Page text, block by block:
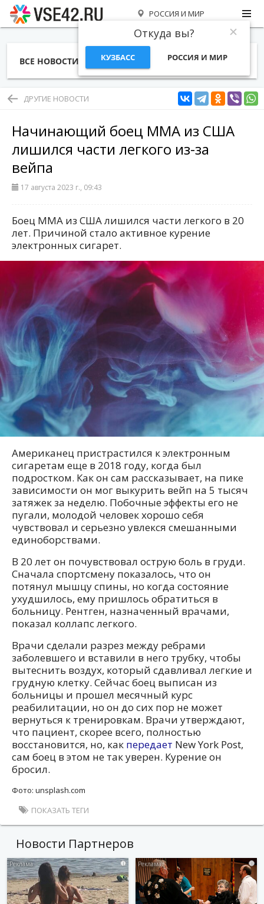
РОССИЯ И МИР
Откуда вы?
КУЗБАСС РОССИЯ И МИР
ВСЕ НОВОСТИ СТАТЬИ ТЕМЫ ФОТО
ДРУГИЕ НОВОСТИ
Начинающий боец ММА из США
лишился части легкого из-за
вейпа
17 августа 2023 г., 09:43
Боец ММА из США лишился части легкого в 20
лет. Причиной стало активное курение
электронных сигарет.
Американец пристрастился к электронным
сигаретам еще в 2018 году, когда был
подростком. Как он сам рассказывает, на пике
зависимости он мог выкурить вейп на 5 тысяч
затяжек за неделю. Побочные эффекты его не
пугали, молодой человек хорошо себя
чувствовал и серьезно увлекся смешанными
единоборствами.
В 20 лет он почувствовал острую боль в груди.
Сначала спортсмену показалось, что он
потянул мышцу спины, но когда состояние
ухудшилось, ему пришлось обратиться в
больницу. Рентген, назначенный врачами,
показал коллапс легкого.
Врачи сделали разрез между ребрами
заболевшего и вставили в него трубку, чтобы
вытеснить воздух, который сдавливал легкие и
грудную клетку. Сейчас боец выписан из
больницы и прошел месячный курс
реабилитации, но он до сих пор не может
вернуться к тренировкам. Врачи утверждают,
что пациент, скорее всего, полностью
восстановится, но, как передает New York Post,
сам боец в этом не так уверен. Курение он
бросил.
Фото: unsplash.com
ПОКАЗАТЬ ТЕГИ
Новости Партнеров
i i